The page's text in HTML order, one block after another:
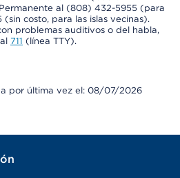
al (808) 432-5955 (para
costo, para las islas vecinas).
problemas auditivos o del habla,
711 (línea TTY).
por última vez el: 08/07/2026